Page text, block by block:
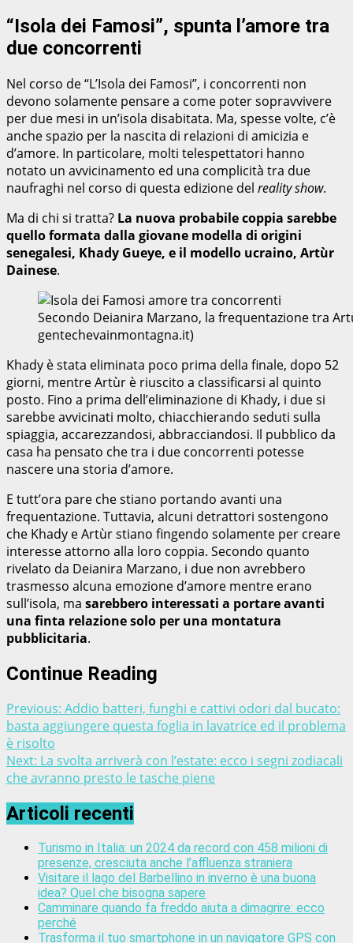
“Isola dei Famosi”, spunta l’amore tra
due concorrenti
Nel corso de “L’Isola dei Famosi”, i concorrenti non
devono solamente pensare a come poter sopravvivere
per due mesi in un’isola disabitata. Ma, spesse volte, c’è
anche spazio per la nascita di relazioni di amicizia e
d’amore. In particolare, molti telespettatori hanno
notato un avvicinamento ed una complicità tra due
naufraghi nel corso di questa edizione del reality show.
Ma di chi si tratta? La nuova probabile coppia sarebbe
quello formata dalla giovane modella di origini
senegalesi, Khady Gueye, e il modello ucraino, Artùr
Dainese.
Secondo Deianira Marzano, la frequentazione tra
gentechevainmontagna.it)
Khady è stata eliminata poco prima della finale, dopo 52
giorni, mentre Artùr è riuscito a classificarsi al quinto
posto. Fino a prima dell’eliminazione di Khady, i due si
sarebbe avvicinati molto, chiacchierando seduti sulla
spiaggia, accarezzandosi, abbracciandosi. Il pubblico da
casa ha pensato che tra i due concorrenti potesse
nascere una storia d’amore.
E tutt’ora pare che stiano portando avanti una
frequentazione. Tuttavia, alcuni detrattori sostengono
che Khady e Artùr stiano fingendo solamente per creare
interesse attorno alla loro coppia. Secondo quanto
rivelato da Deianira Marzano, i due non avrebbero
trasmesso alcuna emozione d’amore mentre erano
sull’isola, ma sarebbero interessati a portare avanti
una finta relazione solo per una montatura
pubblicitaria.
Continue Reading
Previous: Addio batteri, funghi e cattivi odori dal bucato:
basta aggiungere questa foglia in lavatrice ed il problema
è risolto
Next: La svolta arriverà con l’estate: ecco i segni zodiacali
che avranno presto le tasche piene
Articoli recenti
Turismo in Italia: un 2024 da record con 458 milioni di
presenze, cresciuta anche l’affluenza straniera
Visitare il lago del Barbellino in inverno è una buona
idea? Quel che bisogna sapere
Camminare quando fa freddo aiuta a dimagrire: ecco
perché
Trasforma il tuo smartphone in un navigatore GPS con